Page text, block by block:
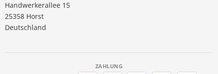
Handwerkerallee 15
25358 Horst
Deutschland
ZAHLUNG